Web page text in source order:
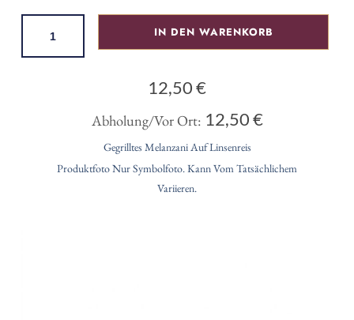
IN DEN WARENKORB
12,50€
Abholung/Vor Ort: 12,50€
Gegrilltes Melanzani Auf Linsenreis
Produktfoto Nur Symbolfoto. Kann Vom Tatsächlichem
Variieren.